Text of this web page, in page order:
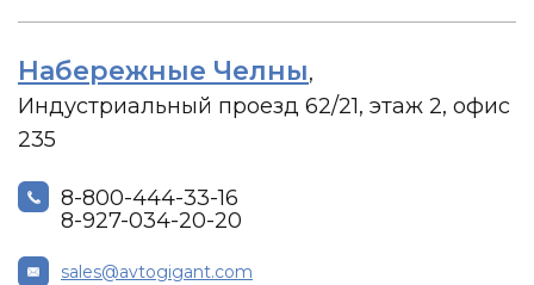
Набережные Челны,
Индустриальный проезд 62/21, этаж 2, офис
235
8-800-444-33-16
8-927-034-20-20
sales@avtogigant.com